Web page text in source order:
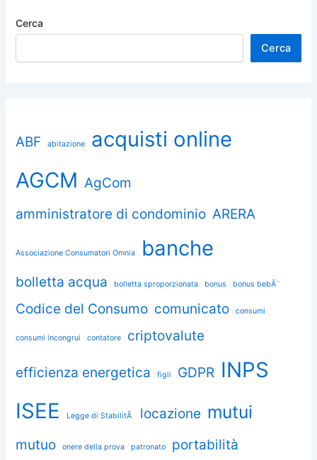
Cerca
Cerca
ABF abitazione
acquisti online
AGCM AgCom
amministratore di condominio ARERA
Associazione Consumatori Omnia banche
bolletta acqua bolletta sproporzionata bonus bonus bebÃ¨
Codice del Consumo comunicato consumi
consumi incongrui contatore criptovalute
efficienza energetica figli GDPR INPS
ISEE
Legge di StabilitÃ locazione mutui
mutuo onere della prova patronato
portabilità